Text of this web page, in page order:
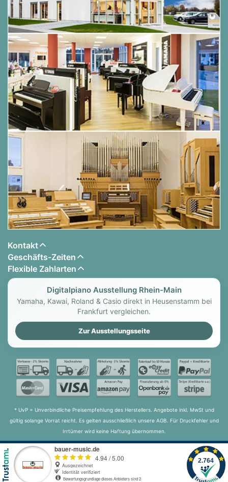
Kontakt
Geschäfts-Zeiten
Flexible Zahlarten
Digitalpiano Ausstellung Rhein-Main
Yamaha, Kawai, Roland & Casio direkt in Heusenstamm bei
Frankfurt vergleichen.
Zur Ausstellungsseite
* UvP = Unverbindliche Preisempfehlung des Herstellers. Angebote inkl. MwSt und
gültig solange Vorrat reicht. Es gelten ausschließlich unsere AGB. Für Druckfehler und
Irrtümer wird keine Haftung übernommen.